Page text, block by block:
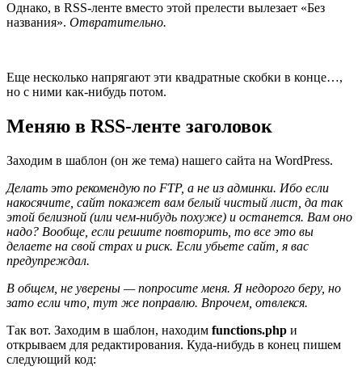
Однако, в RSS-ленте вместо этой прелести вылезает «Без
названия». Отвратительно.
Еще несколько напрягают эти квадратные скобки в конце…,
но с ними как-нибудь потом.
Меняю в RSS-ленте заголовок
Заходим в шаблон (он же тема) нашего сайта на WordPress.
Делать это рекомендую по FTP, а не из админки. Ибо если
накосячите, сайт покажет вам белый чистый лист, да так
этой белизной (или чем-нибудь похуже) и останется. Вам оно
надо? Вообще, если решите повторить, то все это вы
делаете на свой страх и риск. Если убьете сайт, я вас
предупреждал.
В общем, не уверены — попросите меня. Я недорого беру, но
зато если что, тут же поправлю. Впрочем, отвлекся.
Так вот. Заходим в шаблон, находим functions.php и
открываем для редактирования. Куда-нибудь в конец пишем
следующий код: